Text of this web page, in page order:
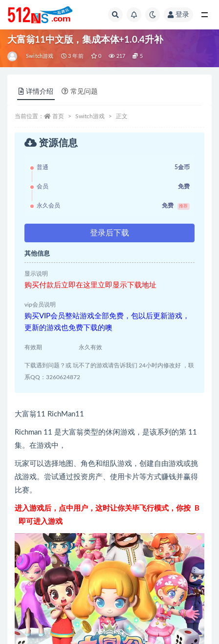
登录
大富翁11中文版，集成本体+1.0.4升补
Switch游戏 3 年前 0 217 5
详情介绍 常见问题
当前位置： 首页 Switch游戏 正文
资源信息
普通 5金币
会员 免费
永久会员 免费 推荐
登录后下载
其他信息
显示说明
购买付款后立即在这里立即显示下载地址
vip会员说明
购买VIP会员整站游戏全部免费，包以后更新游戏，
更新的游戏也免费下载的噢
有效期 永久有效
下载遇到问题？或 玩不了的游戏请告诉我们 24小时内修改好 ，联
系QQ：3260624872
大富翁11 RichMan11
Richman 11 是大富翁类型的休闲游戏，是该系列的第 11
集。在游戏中，
玩家可以选择地图、角色和组队游戏，创建自由游戏或挑
战游戏。尝试通过投资房产、使用卡片等方式赚钱并赢得
比赛。
进入游戏后，点中用户，这时让你关毕飞行模式，你按 B
即可进入游戏